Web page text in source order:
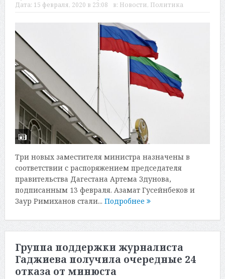
Дата: 15 февраля, 2020 в 23:08 в: Новости, Политика
Три новых заместителя министра назначены в
соответствии с распоряжением председателя
правительства Дагестана Артема Здунова,
подписанным 13 февраля. Азамат Гусейнбеков и
Заур Римиханов стали... Подробнее
Группа поддержки журналиста
Гаджиева получила очередные 24
отказа от минюста